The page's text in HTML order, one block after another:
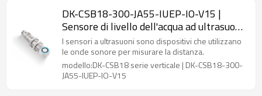
DK-CSB18-300-JA55-IUEP-IO-V15 |
Sensore di livello dell'acqua ad ultrasuoni
| DADISICK
I sensori a ultrasuoni sono dispositivi che utilizzano
le onde sonore per misurare la distanza.
modello:DK-CSB18 serie verticale | DK-CSB18-300-
JA55-IUEP-IO-V15